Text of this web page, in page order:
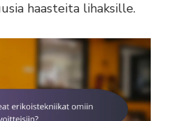
haasteita lihaksille.